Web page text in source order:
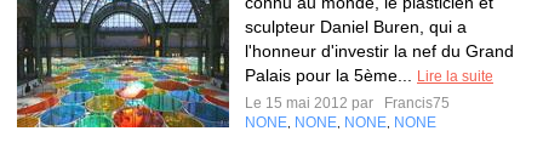
sculpteur Daniel Buren, qui a
l'honneur d'investir la nef du Grand
Palais pour la 5ème...
Lire la suite
Le 15 mai 2012 par
Francis75
NONE NONE NONE NONE